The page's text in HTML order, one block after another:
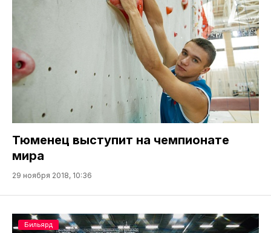
Тюменец выступит на чемпионате
мира
29 ноября 2018, 10:36
Бильярд